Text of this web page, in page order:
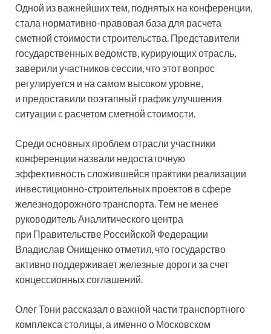
Одной из важнейших тем, поднятых на конференции,
стала нормативно-правовая база для расчета
сметной стоимости строительства. Представители
государственных ведомств, курирующих отрасль,
заверили участников сессии, что этот вопрос
регулируется и на самом высоком уровне,
и предоставили поэтапный график улучшения
ситуации с расчетом сметной стоимости.
Среди основных проблем отрасли участники
конференции назвали недостаточную
эффективность сложившейся практики реализации
инвестиционно-строительных проектов в сфере
железнодорожного транспорта. Тем не менее
руководитель Аналитического центра
при Правительстве Российской Федерации
Владислав Онищенко отметил, что государство
активно поддерживает железные дороги за счет
концессионных соглашений.
Олег Тони рассказал о важной части транспортного
комплекса столицы, а именно о Московском